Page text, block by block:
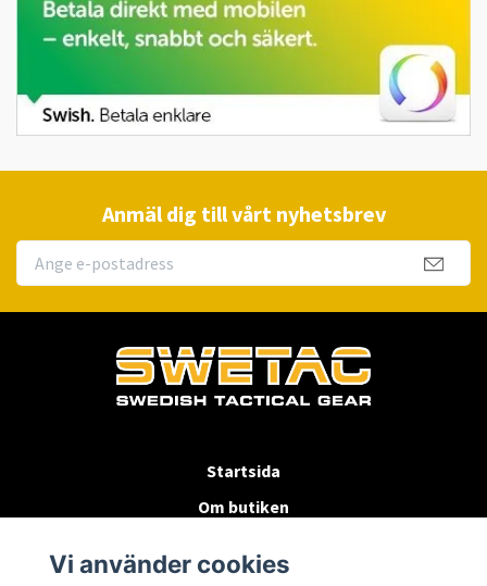
Anmäl dig till vårt nyhetsbrev
Startsida
Om butiken
Byten & Returer
Vi använder cookies